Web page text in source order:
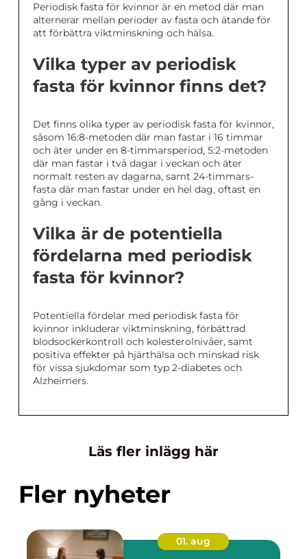
Periodisk fasta för kvinnor är en metod där man
alternerar mellan perioder av fasta och ätande för
att förbättra viktminskning och hälsa.
Vilka typer av periodisk
fasta för kvinnor finns det?
Det finns olika typer av periodisk fasta för kvinnor,
såsom 16:8-metoden där man fastar i 16 timmar
och äter under en 8-timmarsperiod, 5:2-metoden
där man fastar i två dagar i veckan och äter
normalt resten av dagarna, samt 24-timmars-
fasta där man fastar under en hel dag, oftast en
gång i veckan.
Vilka är de potentiella
fördelarna med periodisk
fasta för kvinnor?
Potentiella fördelar med periodisk fasta för
kvinnor inkluderar viktminskning, förbättrad
blodsockerkontroll och kolesterolnivåer, samt
positiva effekter på hjärthälsa och minskad risk
för vissa sjukdomar som typ 2-diabetes och
Alzheimers.
Läs fler inlägg här
Fler nyheter
01. aug